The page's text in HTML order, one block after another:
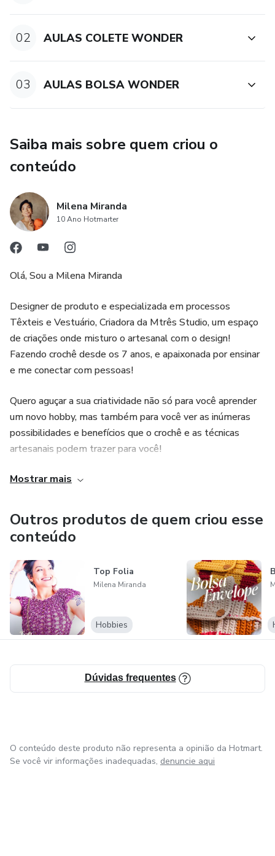
02 AULAS COLETE WONDER
03 AULAS BOLSA WONDER
Saiba mais sobre quem criou o
conteúdo
Milena Miranda
10 Ano Hotmarter
Olá, Sou a Milena Miranda
Designer de produto e especializada em processos
Têxteis e Vestuário, Criadora da Mtrês Studio, um espaço
de criações onde misturo o artesanal com o design!
Fazendo crochê desde os 7 anos, e apaixonada por ensinar
e me conectar com pessoas!
Quero aguçar a sua criatividade não só para você aprender
um novo hobby, mas também para você ver as inúmeras
possibilidades e benefícios que o crochê e as técnicas
artesanais podem trazer para você!
Vem fazer parte dessa comunidade de pessoas arteiras,
Vem ser uma:
#CROCHETEIRARAIZ
IG @milenacrocheteiraraiz // YT Crocheteira Raiz
Mostrar mais
Outros produtos de quem criou esse
conteúdo
Top Folia
Milena Miranda
Hobbies
Dúvidas frequentes
O conteúdo deste produto não representa a opinião da Hotmart.
Se você vir informações inadequadas, denuncie aqui